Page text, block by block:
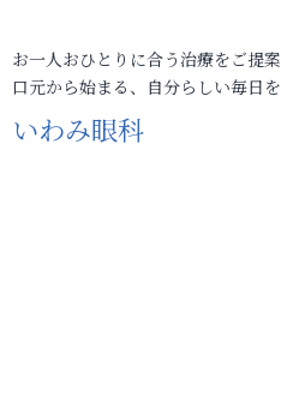
お一人おひとりに合う治療をご提案
口元から始まる、自分らしい毎日を
いわみ眼科